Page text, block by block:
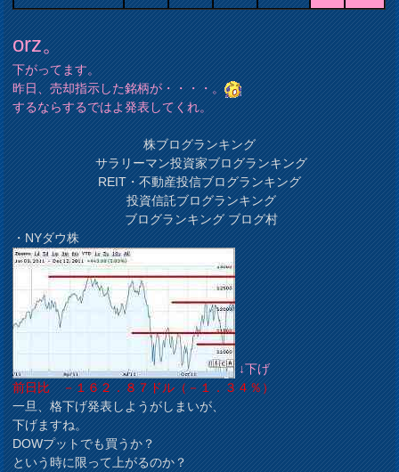
orz。
下がってます。
昨日、売却指示した銘柄が・・・・。
するならするではよ発表してくれ。
株ブログランキング
サラリーマン投資家ブログランキング
REIT・不動産投信ブログランキング
投資信託ブログランキング
ブログランキング ブログ村
・NYダウ株
↓下げ
前日比 －１６２．８７ドル（－１．３４％）
一旦、格下げ発表しようがしまいが、
下げますね。
DOWプットでも買うか？
という時に限って上がるのか？